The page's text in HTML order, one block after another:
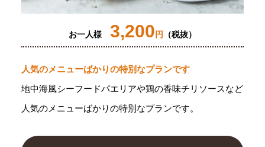
お一人様 3,200 円 （税抜）
人気のメニューばかりの特別なプランです
地中海風シーフードパエリアや鶏の香味チリソースなど
人気のメニューばかりの特別なプランです。